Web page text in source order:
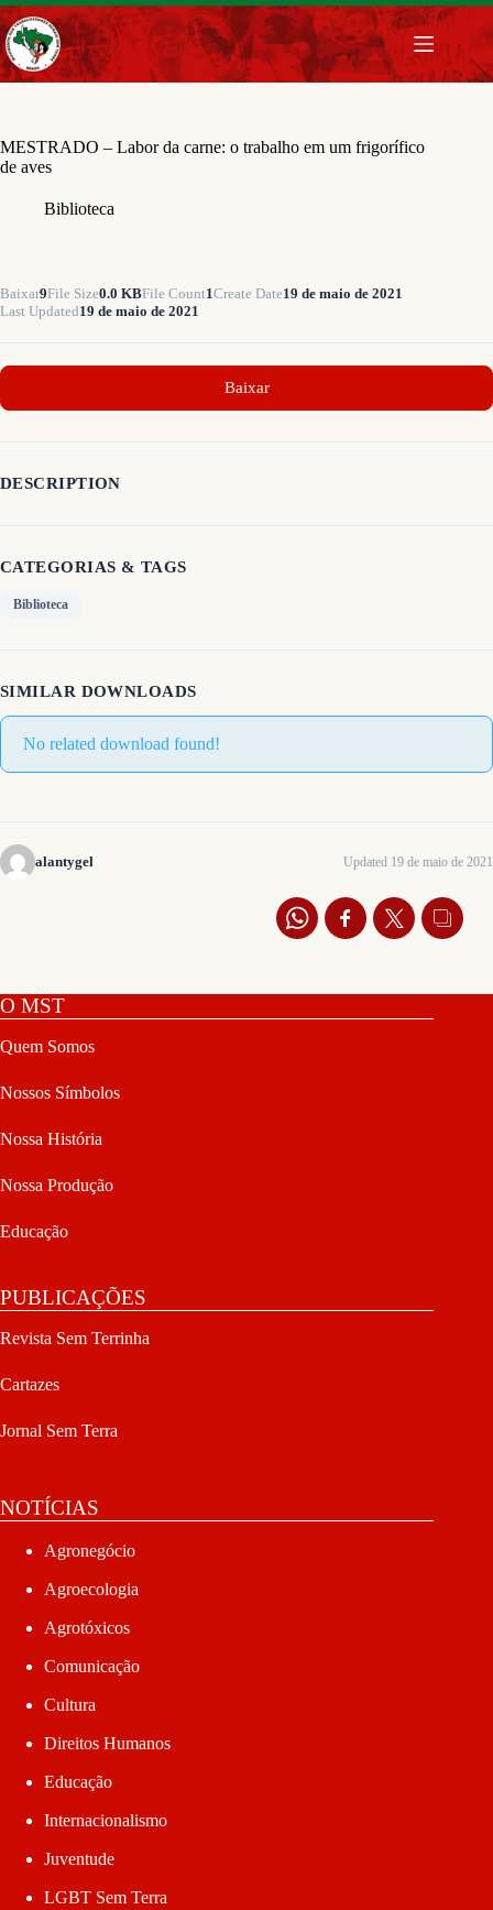
Pular
para
o
conteúdo
MESTRADO – Labor da carne: o trabalho em um frigorífico
de aves
Biblioteca
Baixar9File Size0.0 KBFile Count1Create Date19 de maio de 2021
Last Updated19 de maio de 2021
Baixar
DESCRIPTION
CATEGORIAS & TAGS
Biblioteca
SIMILAR DOWNLOADS
No related download found!
alantygel Updated 19 de maio de 2021
O MST
Quem Somos
Nossos Símbolos
Nossa História
Nossa Produção
Educação
PUBLICAÇÕES
Revista Sem Terrinha
Cartazes
Jornal Sem Terra
NOTÍCIAS
Agronegócio
Agroecologia
Agrotóxicos
Comunicação
Cultura
Direitos Humanos
Educação
Internacionalismo
Juventude
LGBT Sem Terra